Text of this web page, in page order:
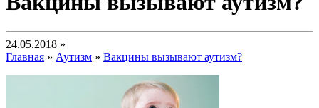
24.05.2018 »
Главная » Аутизм » Вакцины вызывают аутизм?